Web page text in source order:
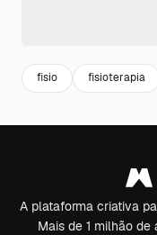
fisio fisioterapia
A plataforma criativa
Mais de 1 milhão de